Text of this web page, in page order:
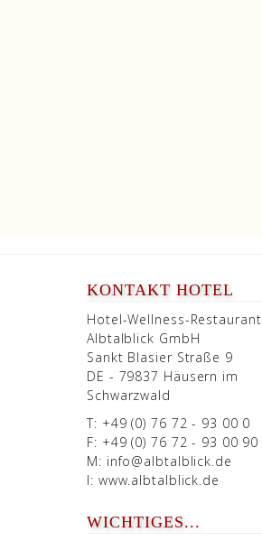
KONTAKT HOTEL
Hotel-Wellness-Restaurant
Albtalblick GmbH
Sankt Blasier Straße 9
DE - 79837 Häusern im
Schwarzwald
T: +49 (0) 76 72 - 93 00 0
F: +49 (0) 76 72 - 93 00 90
M: info@albtalblick.de
I: www.albtalblick.de
WICHTIGES...